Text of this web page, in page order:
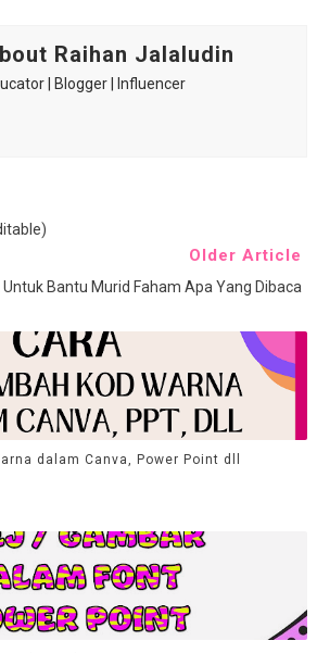
Raihan Jalaludin
| Blogger | Influencer
Older Article
Untuk Bantu Murid Faham Apa Yang Dibaca
dalam Canva, Power Point dll